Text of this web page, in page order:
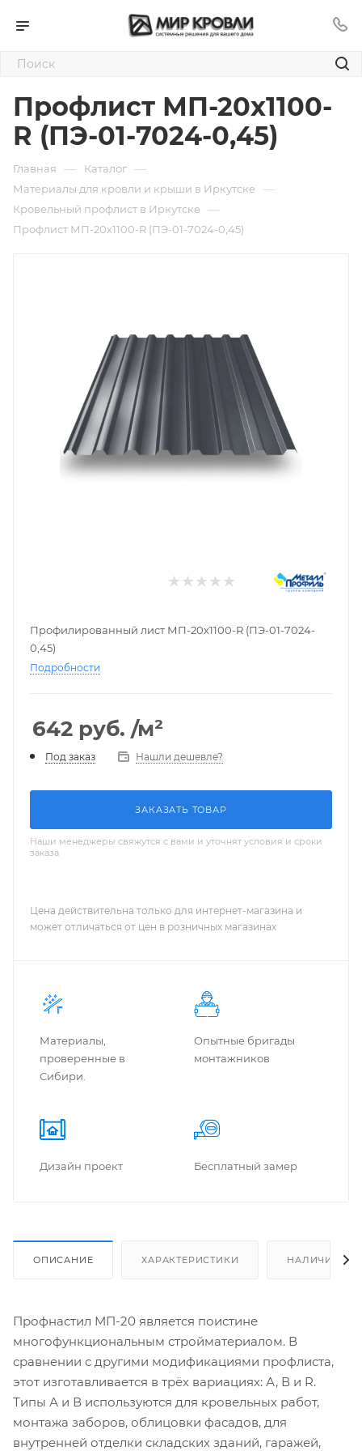
Профлист МП-20х1100-
R (ПЭ-01-7024-0,45)
Главная — Каталог —
Материалы для кровли и крыши в Иркутске —
Кровельный профлист в Иркутске —
Профлист МП-20х1100-R (ПЭ-01-7024-0,45)
Профилированный лист МП-20х1100-R (ПЭ-01-7024-
0,45)
Подробности
642 руб. /м²
Под заказ Нашли дешевле?
ЗАКАЗАТЬ ТОВАР
Наши менеджеры свяжутся с вами и уточнят условия и сроки
заказа
Цена действительна только для интернет-магазина и
может отличаться от цен в розничных магазинах
Материалы,
проверенные в
Сибири.
Опытные бригады
монтажников
Дизайн проект Бес­плат­ный замер
ОПИСАНИЕ ХАРАКТЕРИСТИКИ НАЛИЧИЕ
Профнастил МП-20 является поистине
многофункциональным стройматериалом. В
сравнении с другими модификациями профлиста,
этот изготавливается в трёх вариациях: А, В и R.
Типы А и В используются для кровельных работ,
монтажа заборов, облицовки фасадов, для
внутренней отделки складских зданий, гаражей,